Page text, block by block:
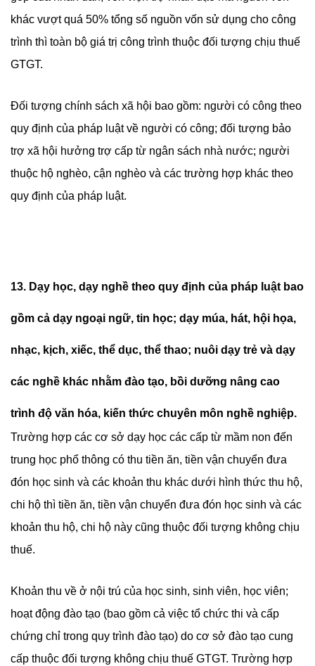
khác vượt quá 50% tổng số nguồn vốn sử dụng cho công
trình thì toàn bộ giá trị công trình thuộc đối tượng chịu thuế
GTGT.
Đối tượng chính sách xã hội bao gồm: người có công theo
quy định của pháp luật về người có công; đối tượng bảo
trợ xã hội hưởng trợ cấp từ ngân sách nhà nước; người
thuộc hộ nghèo, cận nghèo và các trường hợp khác theo
quy định của pháp luật.
13. Dạy học, dạy nghề theo quy định của pháp luật bao
gồm cả dạy ngoại ngữ, tin học; dạy múa, hát, hội họa,
nhạc, kịch, xiếc, thể dục, thể thao; nuôi dạy trẻ và dạy
các nghề khác nhằm đào tạo, bồi dưỡng nâng cao
trình độ văn hóa, kiến thức chuyên môn nghề nghiệp.
Trường hợp các cơ sở dạy học các cấp từ mầm non đến
trung học phổ thông có thu tiền ăn, tiền vận chuyển đưa
đón học sinh và các khoản thu khác dưới hình thức thu hộ,
chi hộ thì tiền ăn, tiền vận chuyển đưa đón học sinh và các
khoản thu hộ, chi hộ này cũng thuộc đối tượng không chịu
thuế.
Khoản thu về ở nội trú của học sinh, sinh viên, học viên;
hoạt động đào tạo (bao gồm cả việc tổ chức thi và cấp
chứng chỉ trong quy trình đào tạo) do cơ sở đào tạo cung
cấp thuộc đối tượng không chịu thuế GTGT. Trường hợp